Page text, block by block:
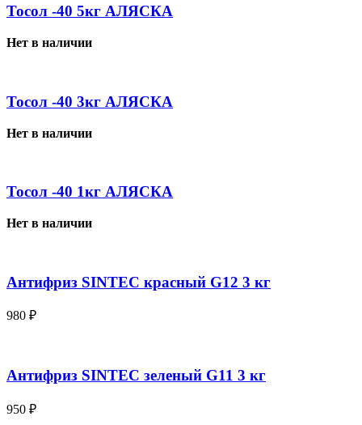
Тосол -40 5кг АЛЯСКА
Нет в наличии
Тосол -40 3кг АЛЯСКА
Нет в наличии
Тосол -40 1кг АЛЯСКА
Нет в наличии
Антифриз SINTEC красный G12 3 кг
980 ₽
Антифриз SINTEC зеленый G11 3 кг
950 ₽